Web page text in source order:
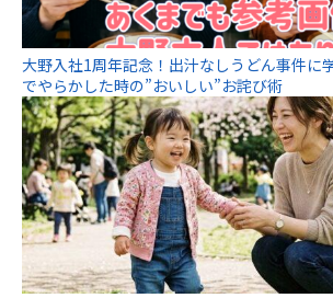
大野入社1周年記念！出汁なしうどん事件に
でやらかした時の”おいしい”お詫び術